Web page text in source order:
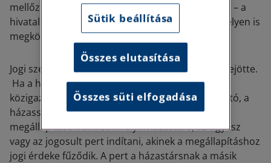
mellőzésével, illetve – a jegyző engedélye alapján – a
hivatalos helyiségen kívül más, erre megfelelő helyen is
megköthető.
Jogi szempontból kérdéses lehet a házasság létrejötte.
Ha a házasság létezése vagy nemlétezése
közigazgatási hatósági eljárásban nem tisztázható, a
házasság létezésének vagy nemlétezésének
megállapítása iránt bármelyik házastárs, az ügyész
vagy az jogosult pert indítani, akinek a megállapításhoz
jogi érdeke fűződik. A pert a házastársnak a másik
Sütik beállítása
Összes elutasítása
Összes süti elfogadása